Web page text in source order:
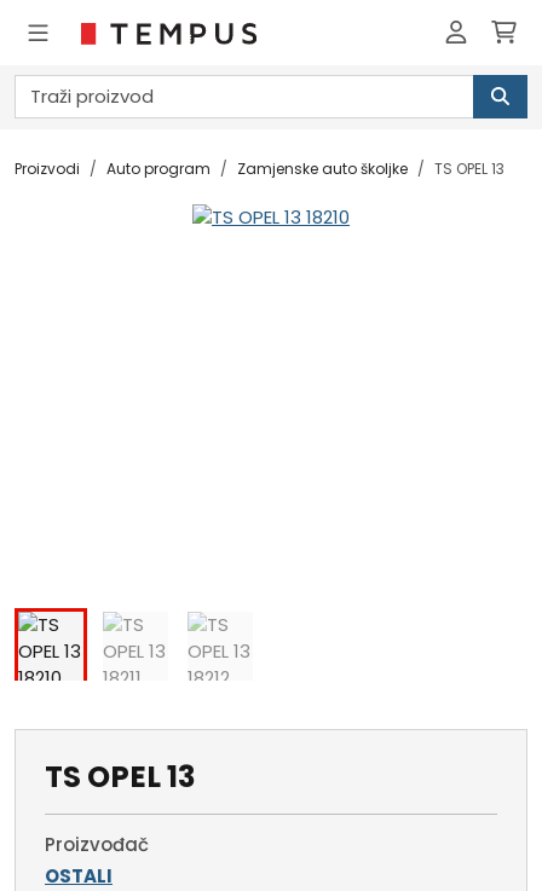
Proizvodi Auto program Zamjenske auto školjke TS OPEL 13
TS OPEL 13
Proizvođač
OSTALI